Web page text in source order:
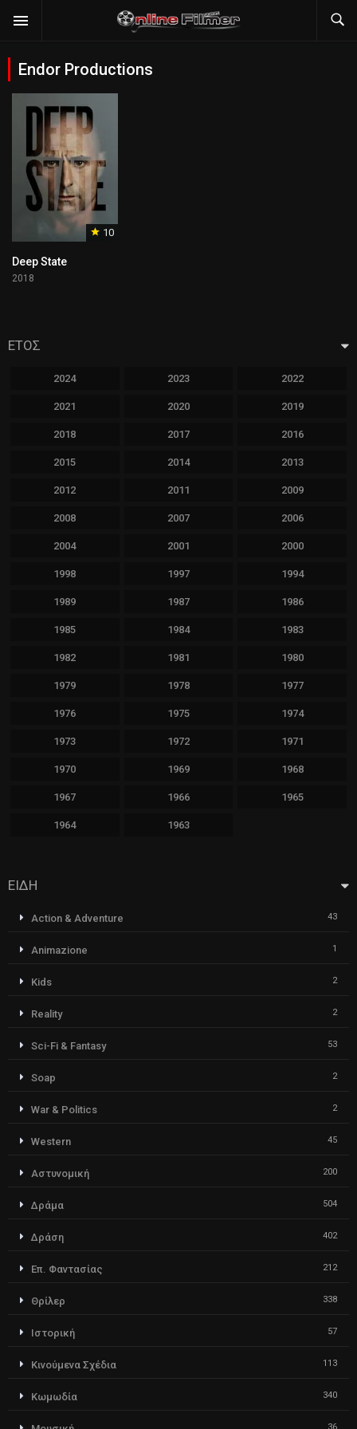
Endor Productions
10
Deep State
2018
ΕΤΟΣ
2024 2023 2022
2021 2020 2019
2018 2017 2016
2015 2014 2013
2012 2011 2009
2008 2007 2006
2004 2001 2000
1998 1997 1994
1989 1987 1986
1985 1984 1983
1982 1981 1980
1979 1978 1977
1976 1975 1974
1973 1972 1971
1970 1969 1968
1967 1966 1965
1964 1963
ΕΙΔΗ
Action & Adventure 43
Animazione 1
Kids 2
Reality 2
Sci-Fi & Fantasy 53
Soap 2
War & Politics 2
Western 45
Αστυνομική 200
Δράμα 504
Δράση 402
Επ. Φαντασίας 212
Θρίλερ 338
Ιστορική 57
Κινούμενα Σχέδια 113
Κωμωδία 340
36